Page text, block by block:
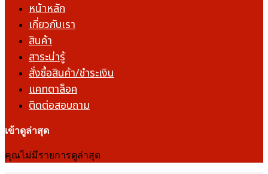
หน้าหลัก
เกี่ยวกับเรา
สินค้า
สาระน่ารู้
สั่งซื้อสินค้า/ชำระเงิน
แคทตาล็อค
ติดต่อสอบถาม
เข้าดูล่าสุด
คุณไม่มีรายการดูล่าสุด